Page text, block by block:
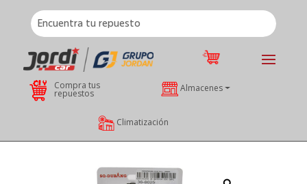
Compra tus
repuestos Almacenes
Climatización